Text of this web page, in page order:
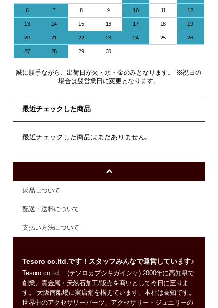
6 7 8 9 10 11 12
13 14 15 16 17 18 19
20 21 22 23 24 25 26
27 28 29 30
誠に勝手ながら、出荷日が火・水・金のみとなります。 ※祝日の
場合は翌営業日に変更となります。
最近チェックした商品
最近チェックした商品はまだありません。
返品について
配送・送料について
支払い方法について
Tesoro co.ltd.です！スタッフみんなで運営しています♪
Tesoro co.ltd. (テソロカブシキガイシャ) 2000年に高知県で
創業。貴金属・天然石加工/販売を商いとして今日に至りま
す。 大阪南船場に実店舗を構えています。本社は高知です。
世界中のアクセサリーパーツ、アクセサリー・ジュエリーの